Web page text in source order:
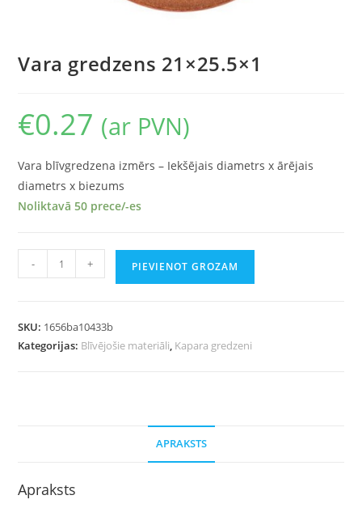
Vara gredzens 21×25.5×1
€0.27 (ar PVN)
Vara blīvgredzena izmērs – Iekšējais diametrs x ārējais
diametrs x biezums
Noliktavā 50 prece/-es
- + PIEVIENOT GROZAM
SKU: 1656ba10433b
Kategorijas: Blīvējošie materiāli, Kapara gredzeni
APRAKSTS
Apraksts